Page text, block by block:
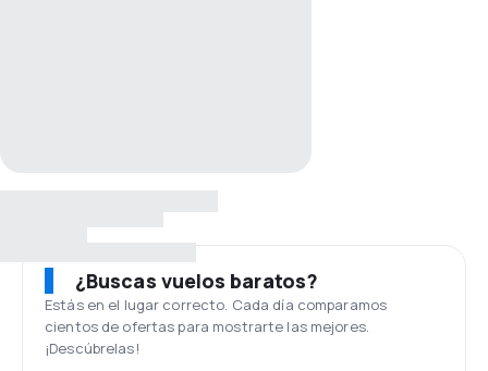
¿Buscas vuelos baratos?
Estás en el lugar correcto. Cada día comparamos
cientos de ofertas para mostrarte las mejores.
¡Descúbrelas!